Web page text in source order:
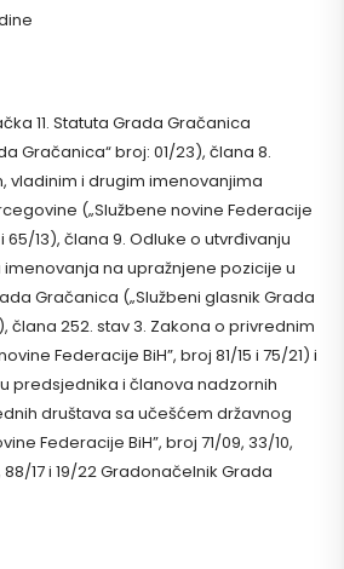
11. Statuta Grada Gračanica
Gračanica“ broj: 01/23), člana 8.
vladinim i drugim imenovanjima
(„Službene novine Federacije
65/13), člana 9. Odluke o utvrđivanju
na upražnjene pozicije u
Gračanica („Službeni glasnik Grada
člana 252. stav 3. Zakona o privrednim
Federacije BiH”, broj 81/15 i 75/21) i
predsjednika i članova nadzornih
društava sa učešćem državnog
Federacije BiH”, broj 71/09, 33/10,
88/17 i 19/22 Gradonačelnik Grada